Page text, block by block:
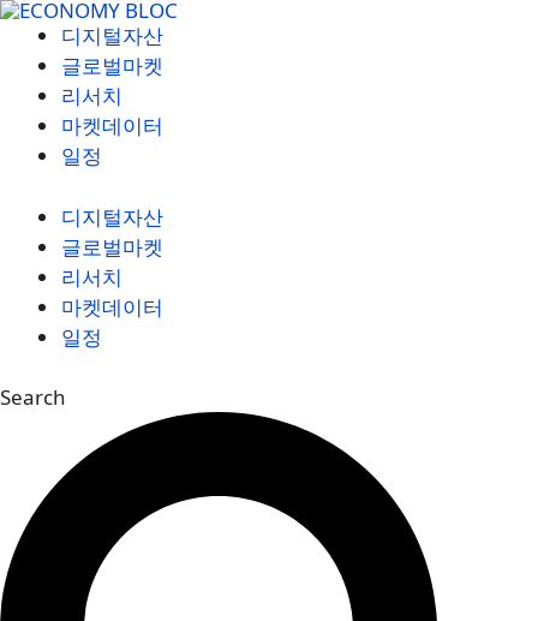
컨
디지털자산
글로벌마켓
리서치
마켓데이터
일정
디지털자산
글로벌마켓
리서치
마켓데이터
일정
Search